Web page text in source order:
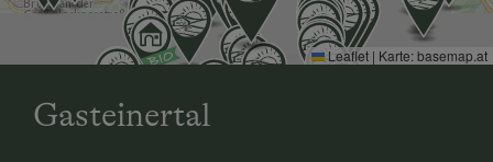
Radwege
Reiten
Leaflet | Karte:basemap.at
Gasteinertal